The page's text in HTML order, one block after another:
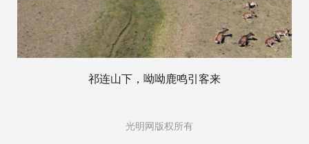
祁连山下，呦呦鹿鸣引客来
光明网版权所有